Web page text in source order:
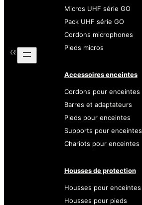
Micros UHF série GO
Pack UHF série GO
Cordons microphones
Pieds micros
Accessoires enceintes
Cordons pour enceintes
Barres et adaptateurs
Pieds pour enceintes
Supports pour enceintes
Chariots pour enceintes
Housses de protection
Housses pour enceintes
Housses pour pieds